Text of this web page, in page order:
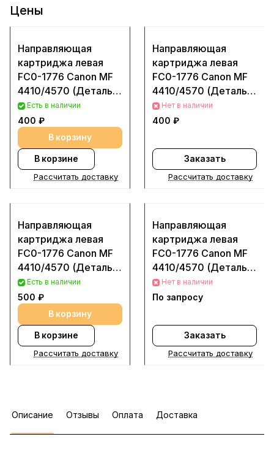
Цены
Направляющая
картриджа левая
FC0-1776 Canon MF
4410/4570 (Деталь
восстановленная)
Есть в наличии
400 ₽
В корзину
В корзине
Рассчитать доставку
Направляющая
картриджа левая
FC0-1776 Canon MF
4410/4570 (Деталь
новая)
Нет в наличии
400 ₽
Заказать
Рассчитать доставку
Направляющая
картриджа левая
FC0-1776 Canon MF
4410/4570 (Деталь с
разбора (Б/у))
Есть в наличии
500 ₽
В корзину
В корзине
Рассчитать доставку
Направляющая
картриджа левая
FC0-1776 Canon MF
4410/4570 (Деталь с
разбора (Б/у))
Нет в наличии
По запросу
Заказать
Рассчитать доставку
Описание Отзывы Оплата Доставка